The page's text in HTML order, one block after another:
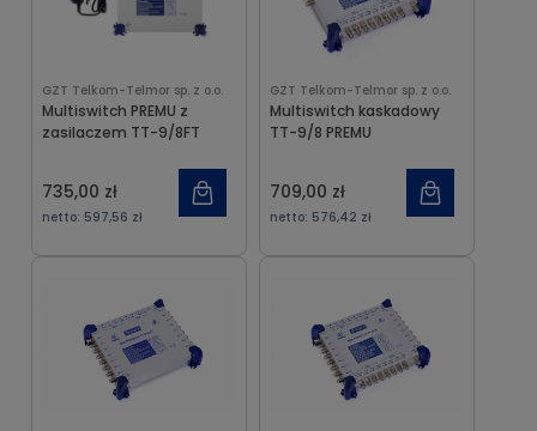
GZT Telkom-Telmor sp. z o.o.
Multiswitch PREMU z
zasilaczem TT-9/8FT
735,00 zł
netto: 597,56 zł
GZT Telkom-Telmor sp. z o.o.
Multiswitch kaskadowy
TT-9/8 PREMU
709,00 zł
netto: 576,42 zł